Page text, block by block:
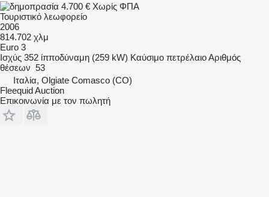
4.700 € Χωρίς ΦΠΑ
Τουριστικό λεωφορείο
2006
814.702 χλμ
Euro 3
Ισχύς 352 ίπποδύναμη (259 kW) Καύσιμο πετρέλαιοΑριθμός
θέσεων 53
Ιταλία, Olgiate Comasco (CO)
Fleequid Auction
Επικοινωνία με τον πωλητή